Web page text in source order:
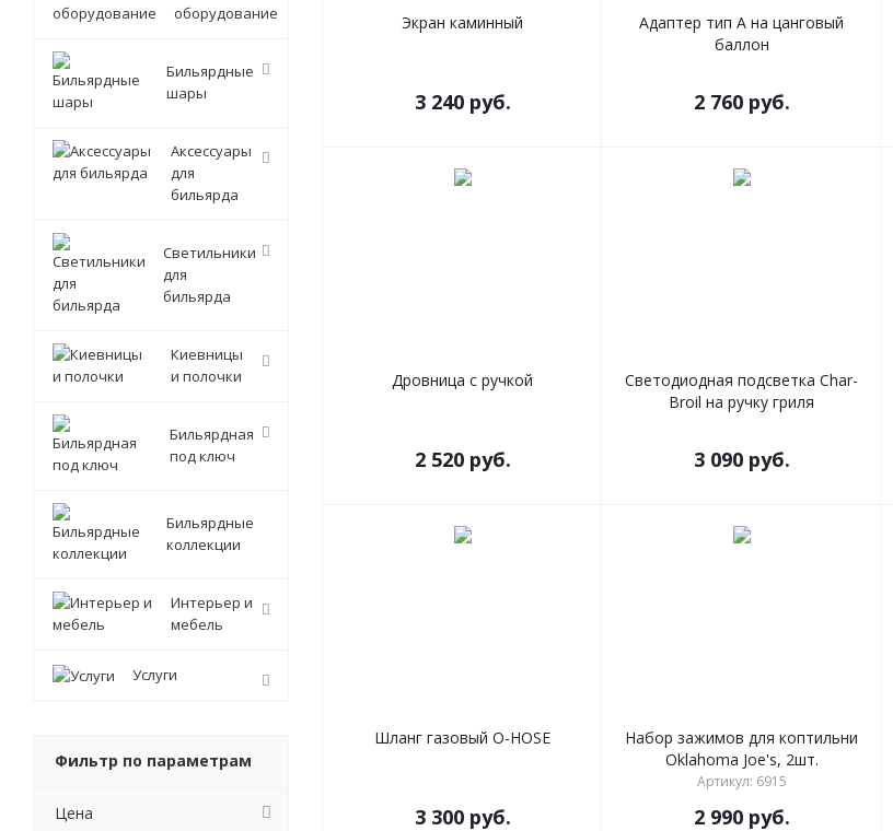
Экран каминный
3 240руб.
Адаптер тип А на цанговый
баллон
2 760руб.
Дровница с ручкой
2 520руб.
Светодиодная подсветка Char-
Broil на ручку гриля
3 090руб.
Шланг газовый O-HOSE
3 300руб.
Набор зажимов для коптильни
Oklahoma Joe's, 2шт.
Артикул: 6915
2 990руб.
оборудование
Бильярдные
шары
Аксессуары
для
бильярда
Светильники
для
бильярда
Киевницы
и полочки
Бильярдная
под ключ
Бильярдные
коллекции
Интерьер и
мебель
Услуги
Фильтр по параметрам
Цена